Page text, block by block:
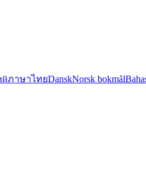
ภาษาไทยDanskNorsk bokmål